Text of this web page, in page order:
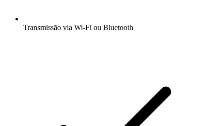
Transmissão via Wi-Fi ou Bluetooth